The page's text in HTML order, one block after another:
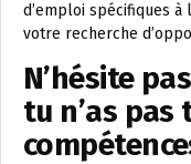
d’emploi spécifiques
votre recherche
N’hésite
tu n’as pas